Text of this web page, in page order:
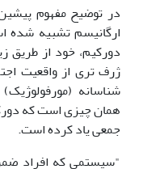
در توضیح مفهوم
ارگانیسم تشبیه شده
دورکیم، خود از طریق
ژرف تری از واقعیت
همان چیزی است که
جمعی یاد کرده است.
"سیستمی که افراد